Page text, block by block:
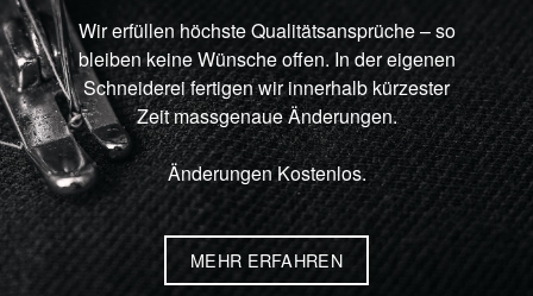
Wir erfüllen höchste Qualitätsansprüche – so
bleiben keine Wünsche offen. In der eigenen
Schneiderei fertigen wir innerhalb kürzester
Zeit massgenaue Änderungen.
Änderungen Kostenlos.
MEHR ERFAHREN